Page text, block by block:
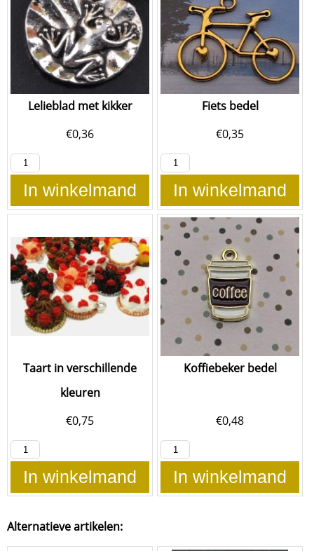
Lelieblad met kikker
€0,36
In winkelmand
Fiets bedel
€0,35
In winkelmand
Taart in verschillende
kleuren
€0,75
In winkelmand
Koffiebeker bedel
€0,48
In winkelmand
Alternatieve artikelen: